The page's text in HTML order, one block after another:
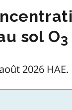
sol O3
2026 HAE.